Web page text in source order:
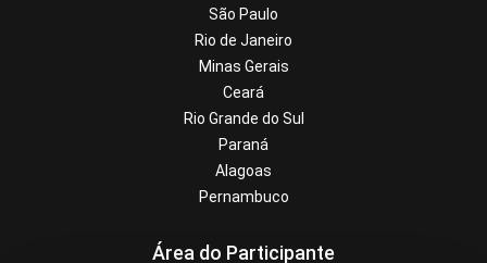
São Paulo
Rio de Janeiro
Minas Gerais
Ceará
Rio Grande do Sul
Paraná
Alagoas
Pernambuco
Área do Participante